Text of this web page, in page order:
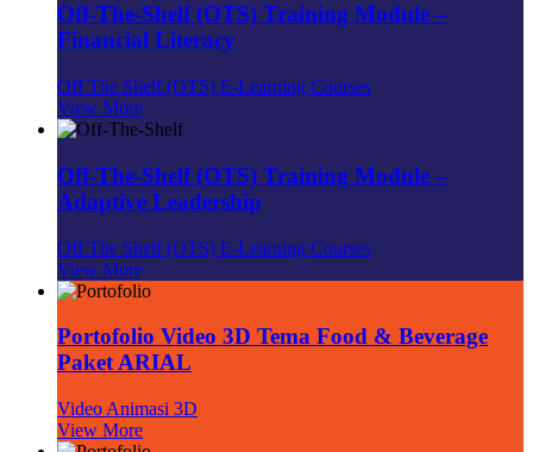
Off-The-Shelf (OTS) Training Module –
Financial Literacy
Off The Shelf (OTS) E-Learning Courses
View More
Off-The-Shelf (OTS) Training Module –
Adaptive Leadership
Off The Shelf (OTS) E-Learning Courses
View More
Portofolio Video 3D Tema Food & Beverage
Paket ARIAL
Video Animasi 3D
View More